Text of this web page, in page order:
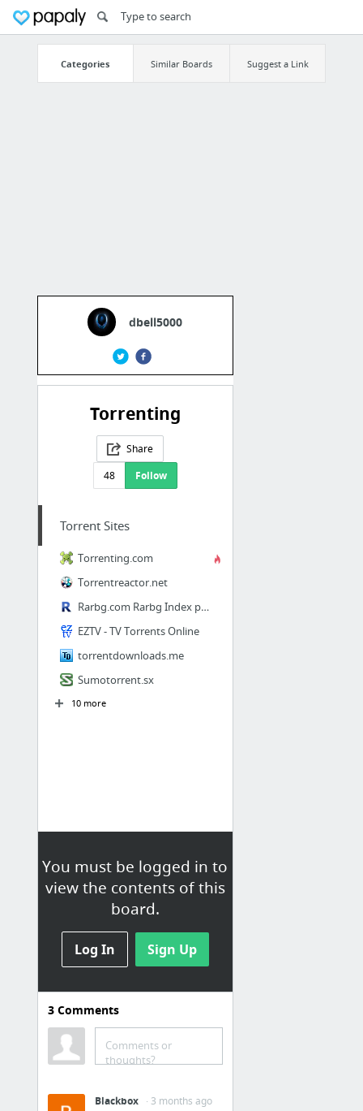
Categories Similar Boards Suggest a Link
dbell5000
Torrenting
Share
48
Follow
You must be logged in to
view the contents of this
board.
Log In Sign Up
Torrent Sites
Torrenting.com
Torrentreactor.net
Rarbg.com Rarbg Index page
EZTV - TV Torrents Online
torrentdownloads.me
Sumotorrent.sx
10 more
3Comments
Comments or
thoughts?
Blackbox
· 3 months ago